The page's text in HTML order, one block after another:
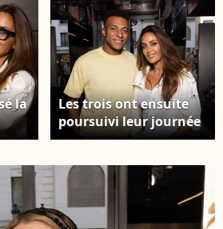
la
Les trois ont ensuite
poursuivi leur journée
shopping dans les
et Dior, avenue
Montaigne. Kylian
Mbappé et Ester